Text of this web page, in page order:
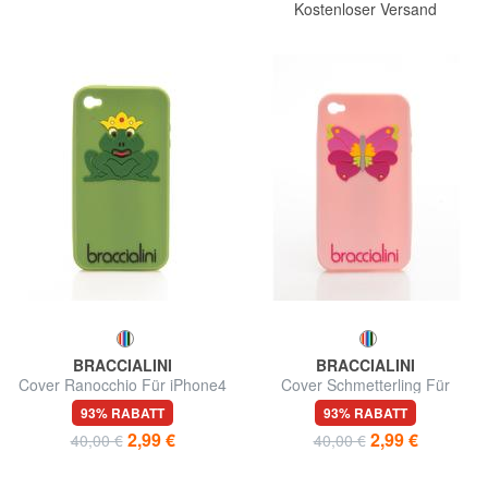
Kostenloser Versand
BRACCIALINI
Cover Ranocchio Für iPhone4
93% RABATT
40,00 € 2,99 €
BRACCIALINI
Cover Schmetterling Für
iPhone4
93% RABATT
40,00 € 2,99 €